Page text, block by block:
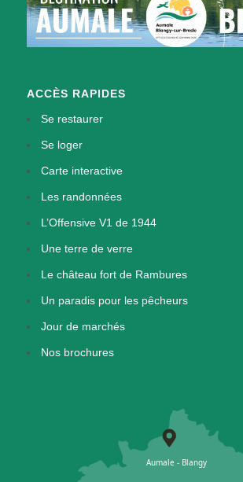
ACCÈS RAPIDES
Se restaurer
Se loger
Carte interactive
Les randonnées
L’Offensive V1 de 1944
Une terre de verre
Le château fort de Rambures
Un paradis pour les pêcheurs
Jour de marchés
Nos brochures